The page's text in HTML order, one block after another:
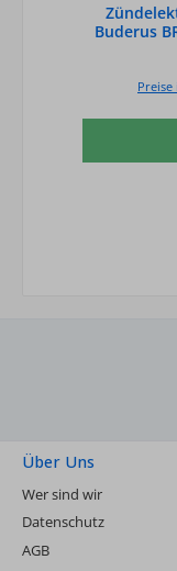
Buderus
Über Uns
Wer sind wir
Datenschutz
AGB